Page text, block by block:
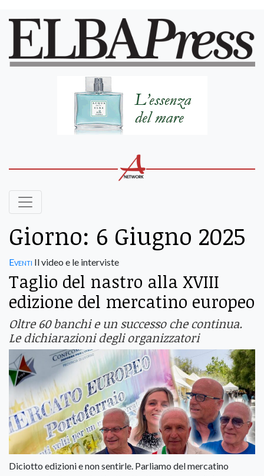
Giorno: 6 Giugno 2025
Eventi Il video e le interviste
Taglio del nastro alla XVIII
edizione del mercatino europeo
Oltre 60 banchi e un successo che continua.
Le dichiarazioni degli organizzatori
Diciotto edizioni e non sentirle. Parliamo del mercatino